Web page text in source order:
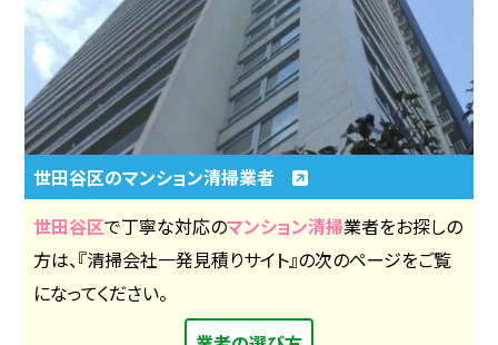
世田谷区のマンション清掃業者
世田谷区で丁寧な対応のマンション清掃業者をお探しの
方は、『清掃会社一発見積りサイト』の次のページをご覧
になってください。